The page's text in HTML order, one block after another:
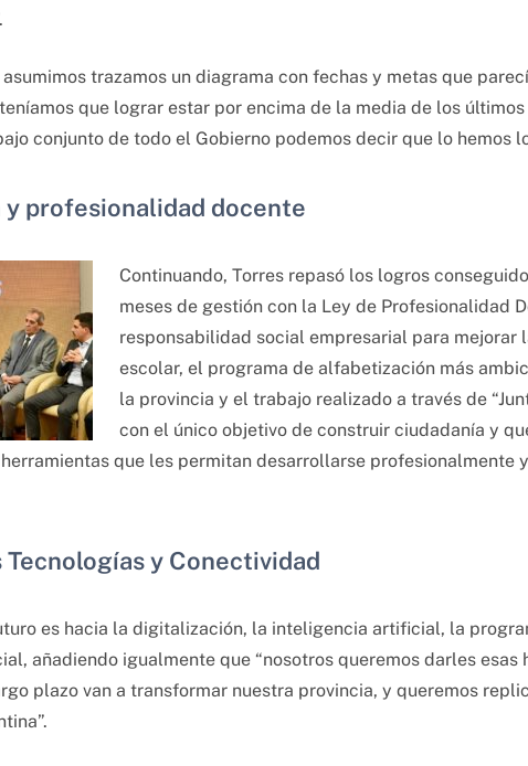
trazamos un diagrama con fechas y metas que
que lograr estar por encima de la media de los
conjunto de todo el Gobierno podemos decir que lo hemos
y profesionalidad docente
Continuando, Torres repasó los logros
meses de gestión con la Ley de Profesionalidad
responsabilidad social empresarial para mejorar
escolar, el programa de alfabetización más
la provincia y el trabajo realizado a través de
con el único objetivo de construir ciudadanía y
que les permitan desarrollarse profesionalmente
y Conectividad
es hacia la digitalización, la inteligencia artificial, la
añadiendo igualmente que “nosotros queremos darles esas
plazo van a transformar nuestra provincia, y queremos